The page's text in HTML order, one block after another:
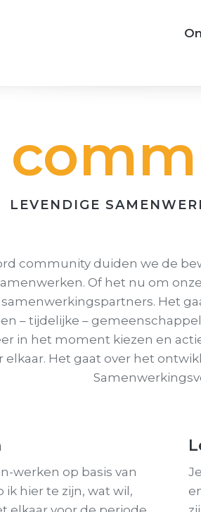
LEVENDIGE
community duiden we de
Of het nu om
Het
– tijdelijke –
in het moment kiezen en
elkaar. Het gaat over het
werken op basis van
hier te zijn, wat wil,